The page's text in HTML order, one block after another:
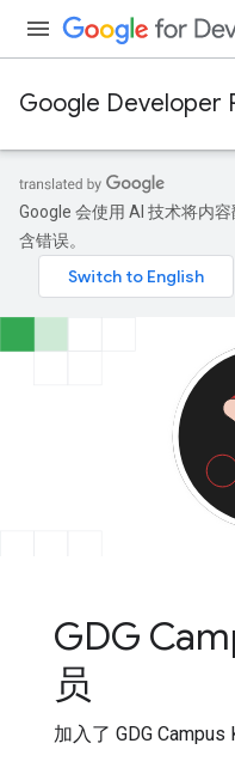
Google Developer
Google 会使用 AI 技术将内
含错误。
GDG
员
加入了 GDG Campus